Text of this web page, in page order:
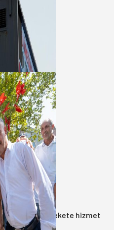
Ağını
derdim memlekete hizmet